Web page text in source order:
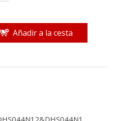
Añadir a la cesta